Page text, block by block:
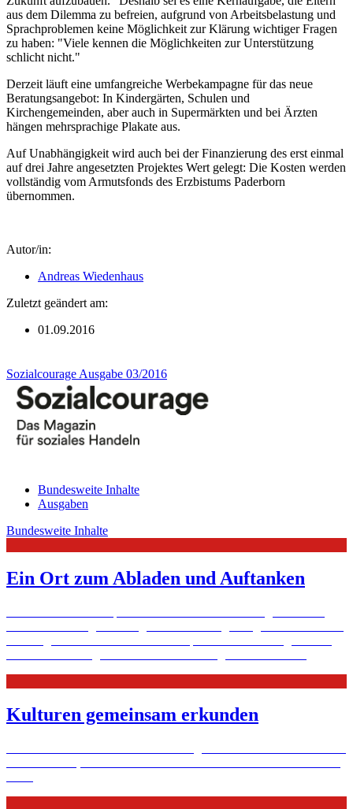
aus dem Dilemma zu befreien, aufgrund von Arbeitsbelastung und
Sprachproblemen keine Möglichkeit zur Klärung wichtiger Fragen
zu haben: "Viele kennen die Möglichkeiten zur Unterstützung
schlicht nicht."
Derzeit läuft eine umfangreiche Werbekampagne für das neue
Beratungsangebot: In Kindergärten, Schulen und
Kirchengemeinden, aber auch in Supermärkten und bei Ärzten
hängen mehrsprachige Plakate aus.
Auf Unabhängigkeit wird auch bei der Finanzierung des erst einmal
auf drei Jahre angesetzten Projektes Wert gelegt: Die Kosten werden
vollständig vom Armutsfonds des Erzbistums Paderborn
übernommen.
Autor/in:
Andreas Wiedenhaus
Zuletzt geändert am:
01.09.2016
Sozialcourage Ausgabe 03/2016
Bundesweite Inhalte
Ausgaben
Bundesweite Inhalte
Ein Ort zum Abladen und Auftanken
Kulturen gemeinsam erkunden